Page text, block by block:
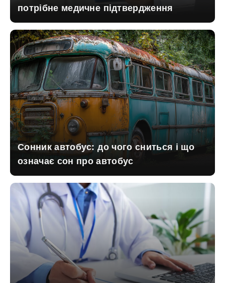
потрібне медичне підтвердження
Сонник автобус: до чого сниться і що
означає сон про автобус